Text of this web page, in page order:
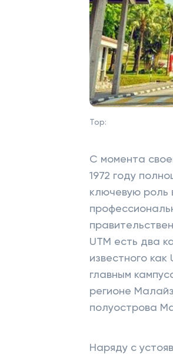
Top:
С момента
1972 году
ключевую роль
UTM есть два
известного
главным
регионе
полуострова
Наряду с